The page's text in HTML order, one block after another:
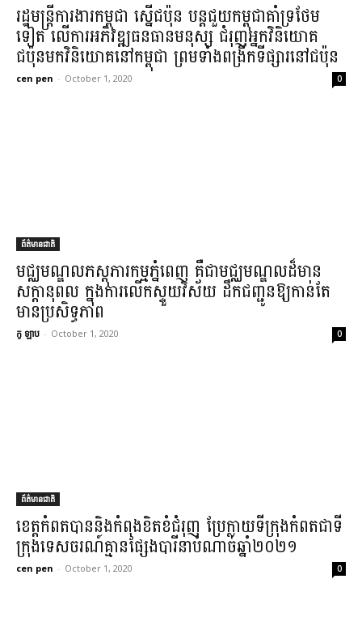
រដ្ឋមន្ត្រី​ការងារ​កម្ពុជា ស្នើ​ជប៉ុន បន្ត​ជួយ​កម្ពុជា​គាំទ្រ​ថែម
ទៀត លើ​ការអភិវឌ្ឍ​ធនធានមនុស្ស ជំរុញ​អ្នកវិនិយោគ​
ជប៉ុន​មក​វិនិយោគ​នៅ​កម្ពុជា ព្រមទាំង​ពង្រីក​ទីផ្សារ​នៅ​ជប៉ុន​
cen pen - October 1, 2020 0
ព័ត៌មានជាតិ
​មជ្ឈមណ្ឌល​ភស្តុភា​រកម្ម​ភ្នំពេញ គឺជា​មជ្ឈមណ្ឌល​ដ៏​មាន​
សក្ដានុពល ក្នុងការ​លើកស្ទួយ​វិស័យ ដឹកជញ្ជូន​ឱ្យ​កាន់​តែ
មាន​ប្រសិទ្ធភាព​
កូ ឡាប - October 1, 2020 0
ព័ត៌មានជាតិ
ខេត្តកំពត​បាននិងកំពុង​ខិតខំ​ជំរុញ ប្រែក្លាយ​ទីក្រុង​កំពត​ជាទី​
ក្រុង​ទេសចរណ៍​គ្មាន​ផ្សែង​បារី​នា​បំណាច់​ឆ្នាំ​២០២១
cen pen - October 1, 2020 0